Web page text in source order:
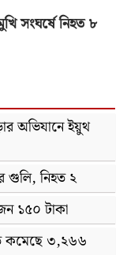
সংঘর্ষে নিহত ৮
অভিযানে ইয়ুথ
গুলি, নিহত ২
১৫০ টাকা
কমেছে ৩,২৬৬